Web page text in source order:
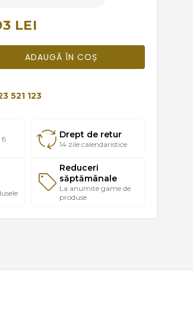
LEI
ADAUGĂ ÎN COȘ
521 123
fi
Drept de retur
14 zile calendaristice
Reduceri
săptămânale
La anumite game de
produse